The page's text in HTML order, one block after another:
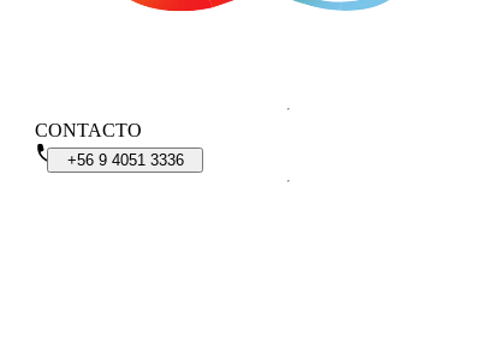
CONTACTO
+56 9 4051 3336